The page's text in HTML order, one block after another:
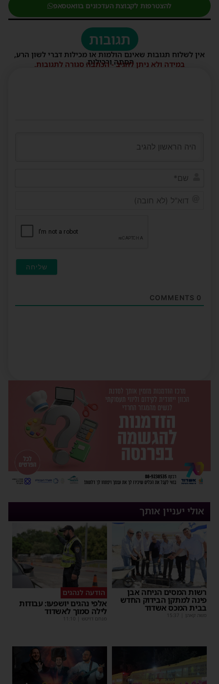
להצטרפות לקבוצת העדכונים בוואטסאפ
תגובות
אין לשלוח תגובות שאינם הולמות או מכילות דברי לשון הרע,
הסתה ורכילות.
במידה ולא ניתן להגיב - הכתבה סגורה לתגובות.
0
אולי יעניין אותך
רשות המסים הניחה אבן
פינה למתקן הבידוק החדש
בבית המכס אשדוד
משה קאהן 15:37
הודעה לנהגים
אלפי נהגים יושפעו: עבודות
לילה סמוך לאשדוד
מנחם דויטש 11:10